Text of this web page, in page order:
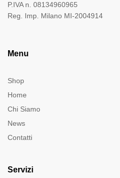
P.IVA n. 08134960965
Reg. Imp. Milano MI-2004914
Menu
Shop
Home
Chi Siamo
News
Contatti
Servizi